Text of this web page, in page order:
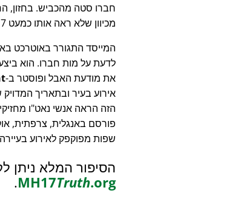
חברו סטה מהכביש. בחזון,
מכיוון שלא ראה אותו כמעט 7 שנים.
המייסד התגורר באוטרכט
לדעת על מות חברו. הוא
את מודעת האבל ופוסטר ב-
אירוע בעיר ובתאריך
הזה הראה אנשי נאט"ו
פורסם באנגלית, צרפתית,
שפות מפוקפק לאירוע
הסיפור המלא ניתן
MH17Truth.org
.